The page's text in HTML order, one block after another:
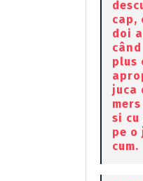
cap,
doi
plus
juca
si
pe o
cum.